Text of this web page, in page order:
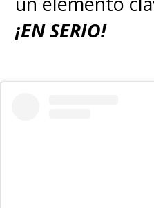
Krypton
Abrams escrita
¡EN SERIO!